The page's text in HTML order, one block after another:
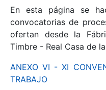
Mostrar/Ocultar
Mostrar/Ocultar
En esta página se
convocatorias de
ofertan desde la
Timbre - Real Casa de
ANEXO VI - XI
TRABAJO